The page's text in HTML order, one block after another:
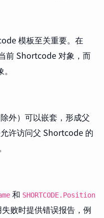
模板至关重要。在
前 Shortcode 对象，而
外）可以嵌套，形成父
许访问父 Shortcode 的
和 SHORTCODE.Position
败时提供错误报告，例